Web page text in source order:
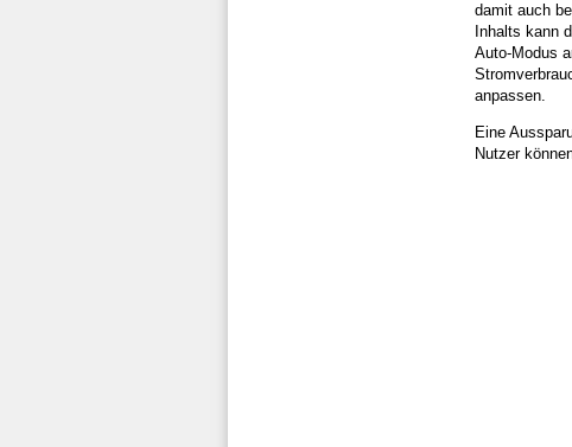
damit auch
Inhalts kann
Auto-Modus
anpassen.
Eine
Nutzer